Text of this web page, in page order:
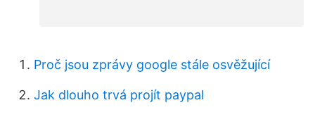
Proč jsou zprávy google stále osvěžující
Jak dlouho trvá projít paypal